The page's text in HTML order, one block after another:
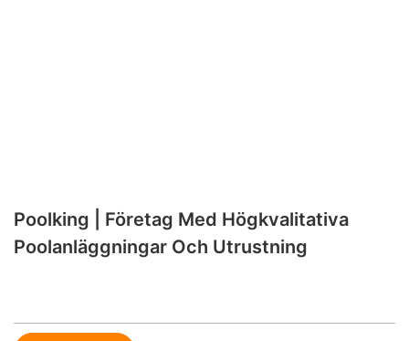
Poolking | Företag Med Högkvalitativa
Poolanläggningar Och Utrustning